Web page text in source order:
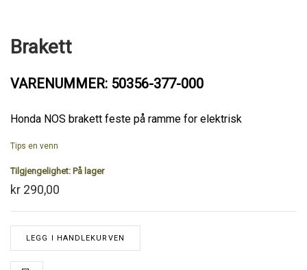
Brakett
VARENUMMER: 50356-377-000
Honda NOS brakett feste på ramme for elektrisk
Tips en venn
Tilgjengelighet: På lager
kr 290,00
LEGG I HANDLEKURVEN